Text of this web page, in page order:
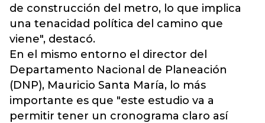
de construcción del metro, lo que implica
una tenacidad política del camino que
viene", destacó.
En el mismo entorno el director del
Departamento Nacional de Planeación
(DNP), Mauricio Santa María, lo más
importante es que "este estudio va a
permitir tener un cronograma claro así